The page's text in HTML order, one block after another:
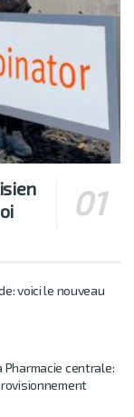
voici le nouveau
centrale: